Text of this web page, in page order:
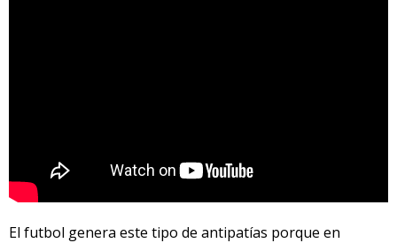
El futbol genera este tipo de antipatías porque en